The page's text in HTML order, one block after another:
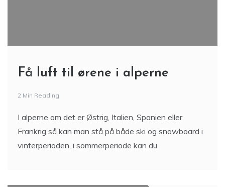
Få luft til ørene i alperne
2 Min Reading
I alperne om det er Østrig, Italien, Spanien eller
Frankrig så kan man stå på både ski og snowboard i
vinterperioden, i sommerperiode kan du